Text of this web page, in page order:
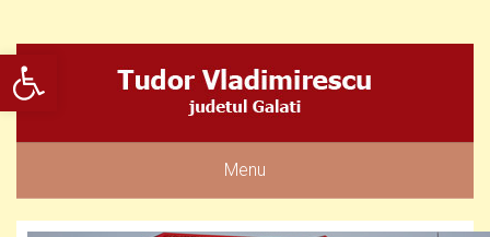
Deschide bara de unelte
Menu